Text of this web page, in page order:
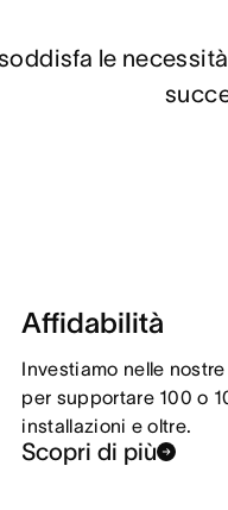
le
Affidabilità
Investiamo nelle
per supportare 100 o
installazioni e oltre.
Scopri di più